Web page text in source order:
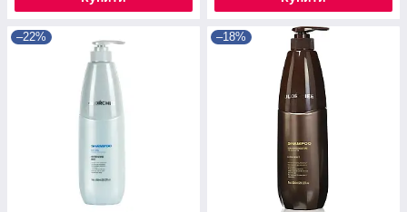
–22% –18%